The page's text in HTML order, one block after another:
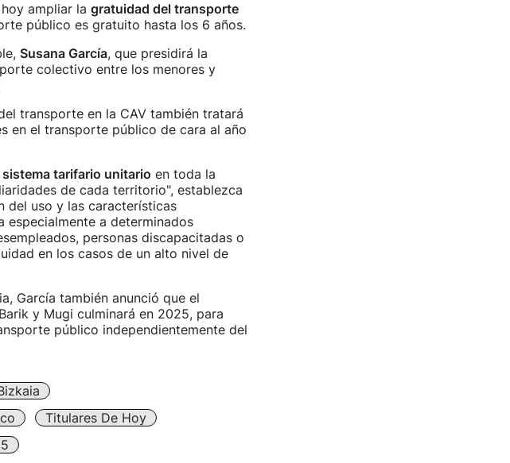
ampliar la gratuidad del transporte
público es gratuito hasta los 6 años.
Susana García, que presidirá la
colectivo entre los menores y
transporte en la CAV también tratará
en el transporte público de cara al año
sistema tarifario unitario en toda la
de cada territorio", establezca
del uso y las características
especialmente a determinados
personas discapacitadas o
en los casos de un alto nivel de
García también anunció que el
y Mugi culminará en 2025, para
público independientemente del
Titulares De Hoy